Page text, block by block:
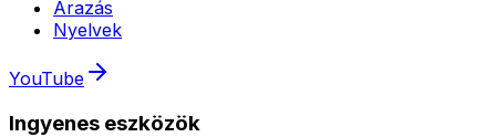
Árazás
Nyelvek
YouTube
Ingyenes eszközök